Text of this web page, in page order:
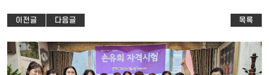
이전글 다음글 목록